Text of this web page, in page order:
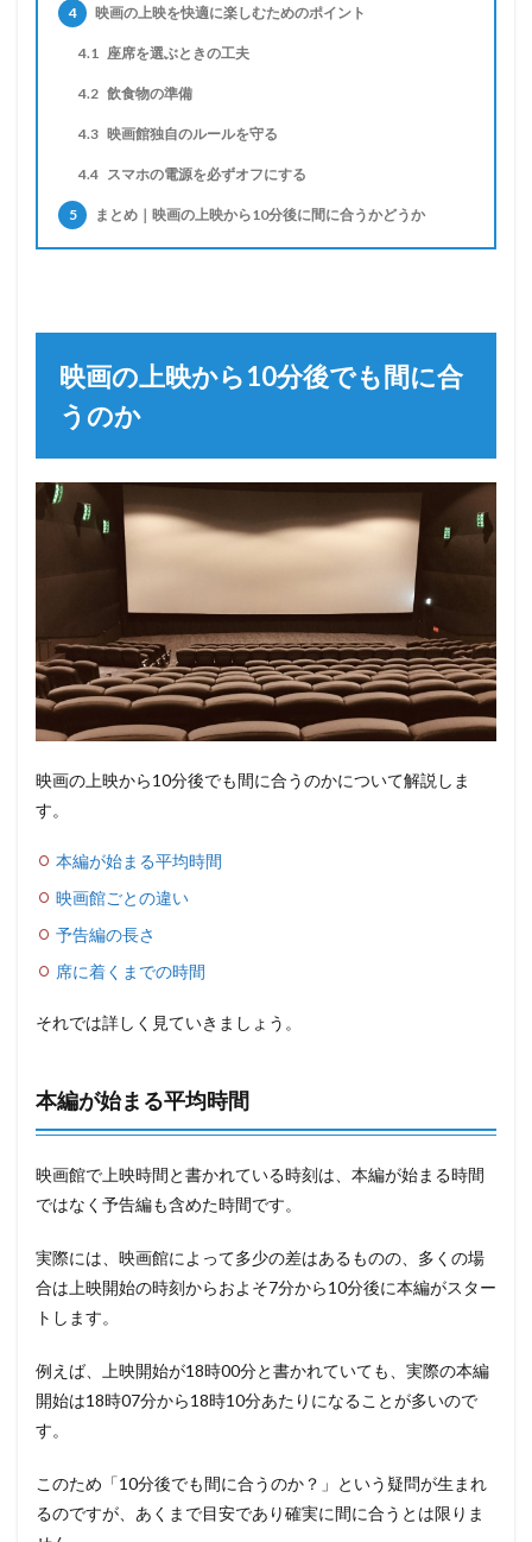
4 映画の上映を快適に楽しむためのポイント
4.1 座席を選ぶときの工夫
4.2 飲食物の準備
4.3 映画館独自のルールを守る
4.4 スマホの電源を必ずオフにする
5 まとめ｜映画の上映から10分後に間に合うかどうか
映画の上映から10分後でも間に合
うのか
映画の上映から10分後でも間に合うのかについて解説しま
す。
本編が始まる平均時間
映画館ごとの違い
予告編の長さ
席に着くまでの時間
それでは詳しく見ていきましょう。
本編が始まる平均時間
映画館で上映時間と書かれている時刻は、本編が始まる時間
ではなく予告編も含めた時間です。
実際には、映画館によって多少の差はあるものの、多くの場
合は上映開始の時刻からおよそ7分から10分後に本編がスター
トします。
例えば、上映開始が18時00分と書かれていても、実際の本編
開始は18時07分から18時10分あたりになることが多いので
す。
このため「10分後でも間に合うのか？」という疑問が生まれ
るのですが、あくまで目安であり確実に間に合うとは限りま